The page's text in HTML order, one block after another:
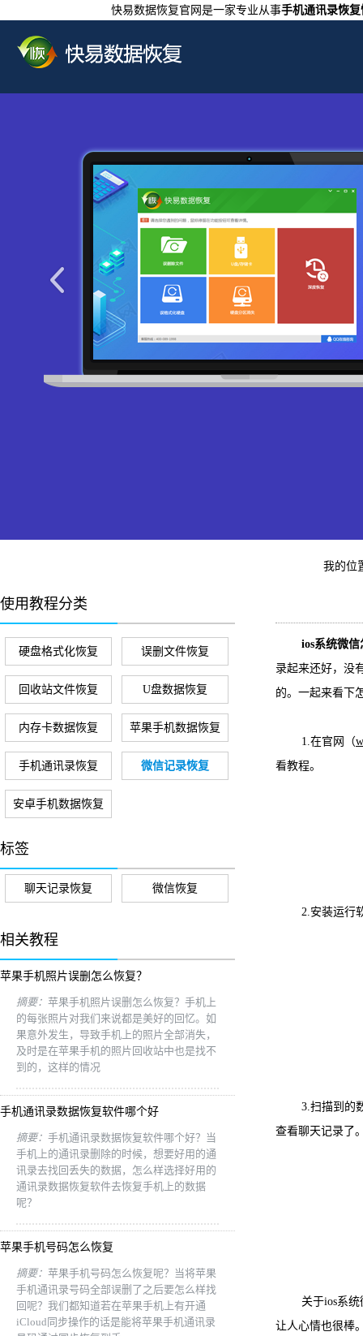
快易数据恢复官网是一家专业从事手机通讯录恢
我的位
使用教程分类
硬盘格式化恢复 误删文件恢复
回收站文件恢复 U盘数据恢复
内存卡数据恢复 苹果手机数据恢复
手机通讯录恢复 微信记录恢复
安卓手机数据恢复
标签
聊天记录恢复 微信恢复
相关教程
苹果手机照片误删怎么恢复？
摘要： 苹果手机照片误删怎么恢复？手机上
的每张照片对我们来说都是美好的回忆。如
果意外发生，导致手机上的照片全部消失，
及时是在苹果手机的照片回收站中也是找不
到的，这样的情况
手机通讯录数据恢复软件哪个好
摘要： 手机通讯录数据恢复软件哪个好？当
手机上的通讯录删除的时候，想要好用的通
讯录去找回丢失的数据，怎么样选择好用的
通讯录数据恢复软件去恢复手机上的数据
呢？
苹果手机号码怎么恢复
摘要： 苹果手机号码怎么恢复呢？当将苹果
手机通讯录号码全部误删了之后要怎么样找
回呢？我们都知道若在苹果手机上有开通
iCloud同步操作的话是能将苹果手机通讯录
ios系统微信
录起来还好，没
的。一起来看下
1.在官网（
看教程。
2.安装运行
3.扫描到的
查看聊天记录了
关于ios系
让人心情也很棒